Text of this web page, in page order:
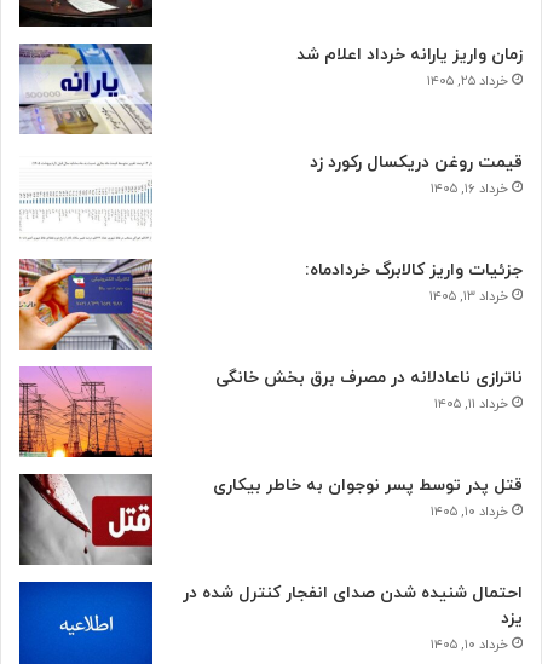
زمان واریز یارانه خرداد اعلام شد
خرداد ۲۵, ۱۴۰۵
قیمت روغن دریکسال رکورد زد
خرداد ۱۶, ۱۴۰۵
جزئیات واریز کالابرگ خردادماه:
خرداد ۱۳, ۱۴۰۵
ناترازی ناعادلانه در مصرف برق بخش خانگی
خرداد ۱۱, ۱۴۰۵
قتل پدر توسط پسر نوجوان به خاطر بیکاری
خرداد ۱۰, ۱۴۰۵
احتمال شنیده شدن صدای انفجار کنترل شده در
یزد
خرداد ۱۰, ۱۴۰۵